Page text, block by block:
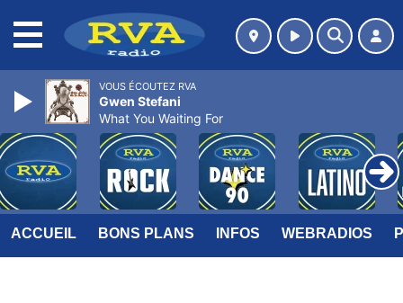
ACCUEIL BONS PLANS INFOS WEBRADIOS
VOUS ÉCOUTEZ RVA
Gwen Stefani
What You Waiting For